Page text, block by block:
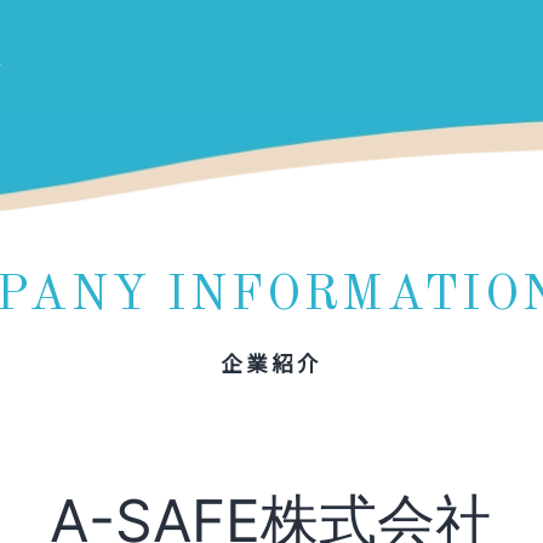
企業紹介
A-SAFE株式会社